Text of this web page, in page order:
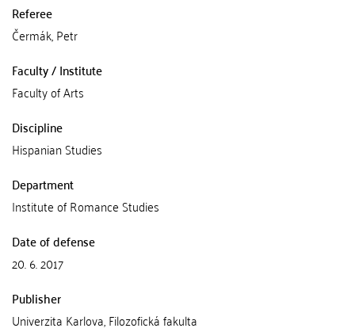
Referee
Čermák, Petr
Faculty / Institute
Faculty of Arts
Discipline
Hispanian Studies
Department
Institute of Romance Studies
Date of defense
20. 6. 2017
Publisher
Univerzita Karlova, Filozofická fakulta